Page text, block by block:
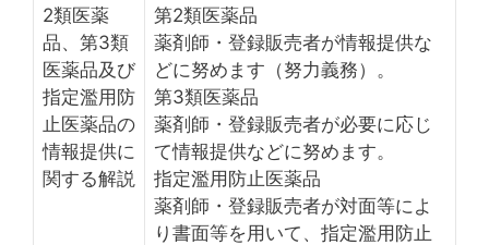
2類医薬
品、第3類
医薬品及び
指定濫用防
止医薬品の
情報提供に
関する解説
第2類医薬品
薬剤師・登録販売者が情報提供な
どに努めます（努力義務）。
第3類医薬品
薬剤師・登録販売者が必要に応じ
て情報提供などに努めます。
指定濫用防止医薬品
薬剤師・登録販売者が対面等によ
り書面等を用いて、指定濫用防止